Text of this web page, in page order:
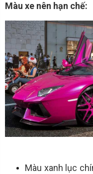
Màu xe nên hạn chế:
Màu xanh lục